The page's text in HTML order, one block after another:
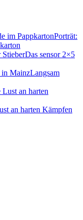
Porträt:
Das sensor 2×5
Langsam
an harten Kämpfen